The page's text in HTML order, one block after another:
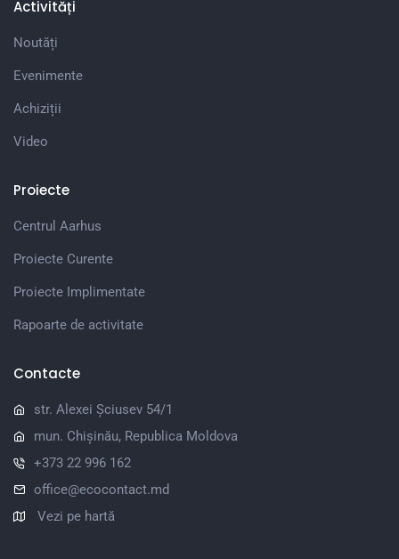
Activități
Noutăți
Evenimente
Achiziții
Video
Proiecte
Centrul Aarhus
Proiecte Curente
Proiecte Implimentate
Rapoarte de activitate
Contacte
str. Alexei Șciusev 54/1
mun. Chișinău, Republica Moldova
+373 22 996 162
office@ecocontact.md
Vezi pe hartă